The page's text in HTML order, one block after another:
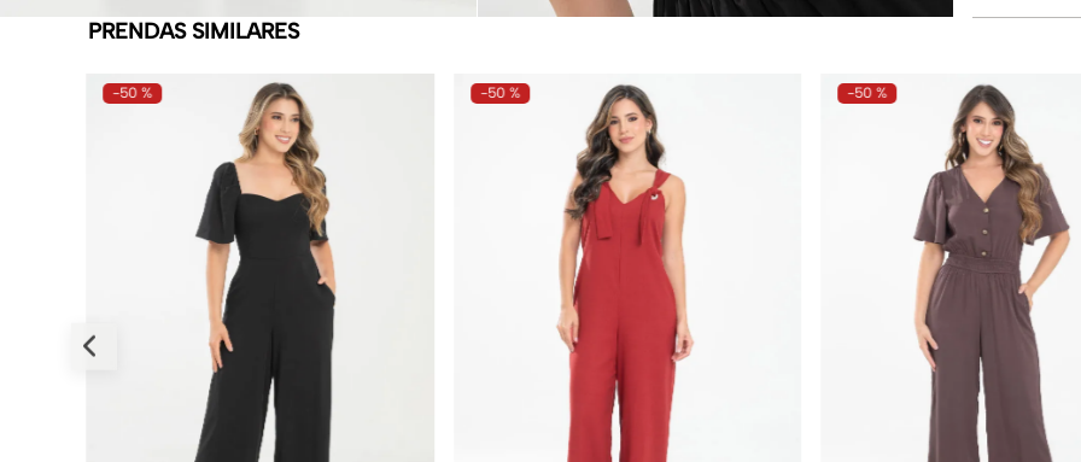
PRENDAS SIMILARES
-50 % -50 % -50 %